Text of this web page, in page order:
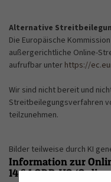
Alternative
Die Europäische
außergerichtliche Online-
aufrufbar unter https://
Wir sind nicht bereit und
Streitbeilegungsverfahren
teilzunehmen.
Bilder teilweise durch KI
Information zur
14 § 1 ODR-VO